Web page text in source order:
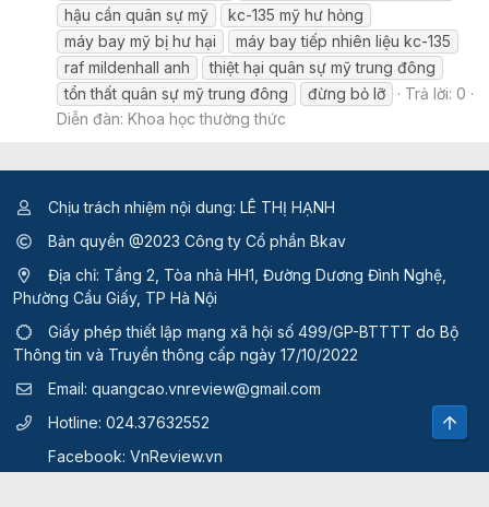
hậu cần quân sự mỹ
kc-135 mỹ hư hỏng
máy bay mỹ bị hư hại
máy bay tiếp nhiên liệu kc-135
raf mildenhall anh
thiệt hại quân sự mỹ trung đông
tổn thất quân sự mỹ trung đông
đừng bỏ lỡ
Trả lời: 0
Diễn đàn: Khoa học thường thức
Chịu trách nhiệm nội dung: LÊ THỊ HẠNH
Bản quyền @2023 Công ty Cổ phần Bkav
Địa chỉ: Tầng 2, Tòa nhà HH1, Đường Dương Đình Nghệ,
Phường Cầu Giấy, TP Hà Nội
Giấy phép thiết lập mạng xã hội số 499/GP-BTTTT do Bộ
Thông tin và Truyền thông cấp ngày 17/10/2022
Email: quangcao.vnreview@gmail.com
Hotline: 024.37632552
Facebook: VnReview.vn